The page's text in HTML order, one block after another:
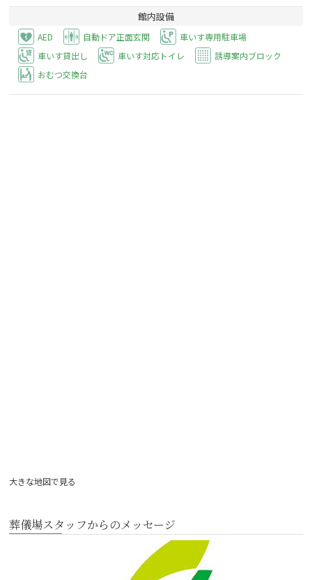
館内設備
AED 自動ドア正面玄関
車いす専用駐車場
車いす貸出し
車いす対応トイレ
誘導案内ブロック
おむつ交換台
大きな地図で見る
葬儀場スタッフからのメッセージ